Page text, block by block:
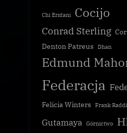
Chi Eridani Cocijo
Conrad Sterling
Denton Patreus
Dhan
Edmund
Federacja
Felicia Winters Frank
Gutamaya Górnictwo